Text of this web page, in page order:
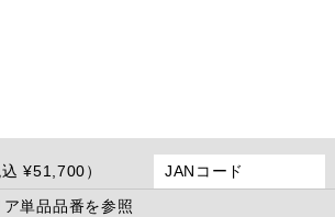
¥51,700） JANコード
単品品番を参照